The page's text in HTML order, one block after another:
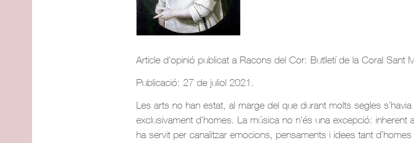
Article d'opinió publicat a Racons del Cor: Butlletí de la Coral Sant
Publicació: 27 de juliol 2021.
Les arts no han estat, al marge del que durant molts segles
exclusivament d’homes. La música no n’és una excepció: inherent
ha servit per canalitzar emocions, pensaments i idees tant